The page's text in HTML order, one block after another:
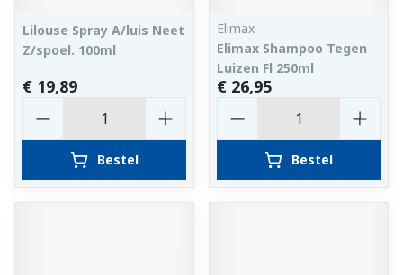
Lilouse Spray A/luis Neet
Z/spoel. 100ml
€ 19,89
Bestel
Elimax
Elimax Shampoo Tegen
Luizen Fl 250ml
€ 26,95
Bestel